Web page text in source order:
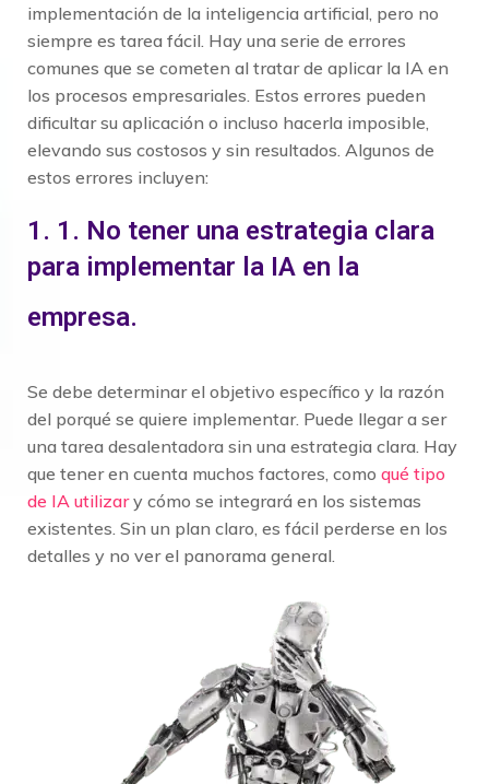
implementación de la inteligencia artificial, pero no
siempre es tarea fácil. Hay una serie de errores
comunes que se cometen al tratar de aplicar la IA en
los procesos empresariales. Estos errores pueden
dificultar su aplicación o incluso hacerla imposible,
elevando sus costosos y sin resultados. Algunos de
estos errores incluyen:
1. 1. No tener una estrategia clara
para implementar la IA en la
empresa.
Se debe determinar el objetivo específico y la razón
del porqué se quiere implementar. Puede llegar a ser
una tarea desalentadora sin una estrategia clara. Hay
que tener en cuenta muchos factores, como qué tipo
de IA utilizary cómo se integrará en los sistemas
existentes. Sin un plan claro, es fácil perderse en los
detalles y no ver el panorama general.